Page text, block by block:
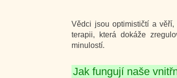
Vědci jsou optimističtí a
terapii, která dokáže
minulostí.
Jak fungují naše